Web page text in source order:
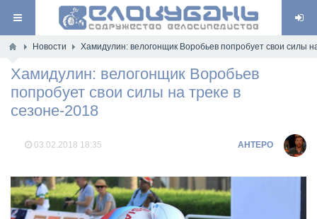
Новости Хамидулин: велогонщик Воробьев попробует свои силы
Хамидулин: велогонщик Воробьев
попробует свои силы на треке в
сезоне-2018
03.02.2018 18:35 AHTEPO